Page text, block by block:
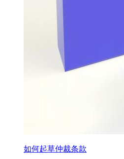
如何起草仲裁条款